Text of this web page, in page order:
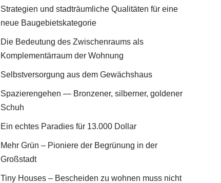
Strategien und stadträumliche Qualitäten für eine
neue Baugebietskategorie
Die Bedeutung des Zwischenraums als
Komplementärraum der Wohnung
Selbstversorgung aus dem Gewächshaus
Spazierengehen — Bronzener, silberner, goldener
Schuh
Ein echtes Paradies für 13.000 Dollar
Mehr Grün – Pioniere der Begrünung in der
Großstadt
Tiny Houses – Bescheiden zu wohnen muss nicht